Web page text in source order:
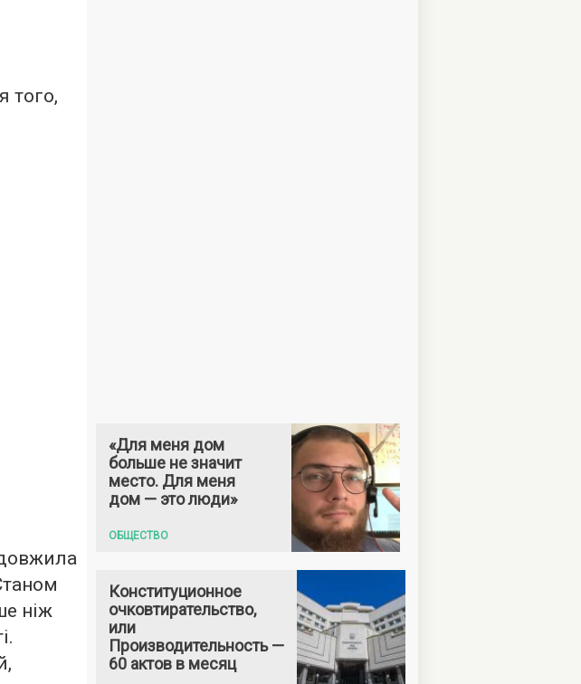
того,
ніж
«Для меня дом
больше не значит
место. Для меня
дом — это люди»
ОБЩЕСТВО
Конституционное
очковтирательство,
или
Производительность —
60 актов в месяц